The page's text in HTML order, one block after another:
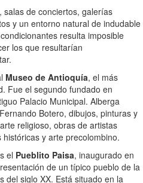
de conciertos, galerías
y un entorno natural de indudable
resulta imposible
los que resultarían
Museo de Antioquía, el más
Fue el segundo fundado en
Palacio Municipal. Alberga
Botero, dibujos, pinturas y
religioso, obras de artistas
y arte precolombino.
el Pueblito Paisa, inaugurado en
de un típico pueblo de la
del siglo XX. Está situado en la